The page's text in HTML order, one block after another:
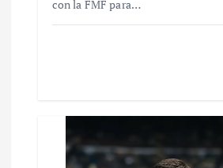
con la FMF para…